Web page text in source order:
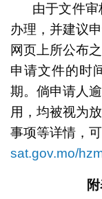
由于文件
办理，并建议
网页上所公布
申请文件的时
期。倘申请人
用，均被视为
事项等详情，
sat.gov.mo/